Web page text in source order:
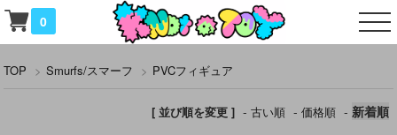
0
TOP > Smurfs/スマーフ > PVCフィギュア
[ 並び順を変更 ] - 古い順 - 価格順 - 新着順